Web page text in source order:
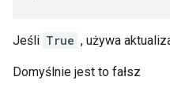
Jeśli True , używa
Domyślnie jest to fałsz